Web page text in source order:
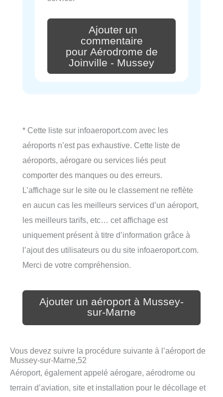
Ajouter un
commentaire
pour Aérodrome de
Joinville - Mussey
* Cette liste sur infoaeroport.com avec les
aéroports n’est pas exhaustive. Cette liste de
aéroports, aérogare ou services liés peut
comporter des manques ou des erreurs.
L’affichage sur le site ou le classement ne reflète
en aucun cas les meilleurs services d’un aéroport,
les meilleurs tarifs, etc… cet affichage est
uniquement présent à titre d’information grâce à
l’ajout des utilisateurs ou du site infoaeroport.com.
Merci de votre compréhension.
Ajouter un aéroport à Mussey-
sur-Marne
Vous devez suivre la procédure suivante à l’aéroport de
Mussey-sur-Marne,52
Aéroport, également appelé aérogare, aérodrome ou
terrain d’aviation, site et installation pour le décollage et